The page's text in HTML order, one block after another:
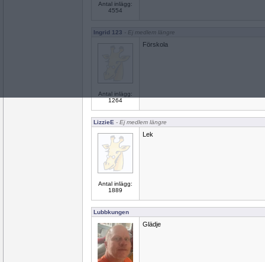
Antal inlägg:
4554
Ingrid 123 - Ej medlem längre
Antal inlägg:
1264
Förskola
LizzieE - Ej medlem längre
Antal inlägg:
1889
Lek
Lubbkungen
Glädje